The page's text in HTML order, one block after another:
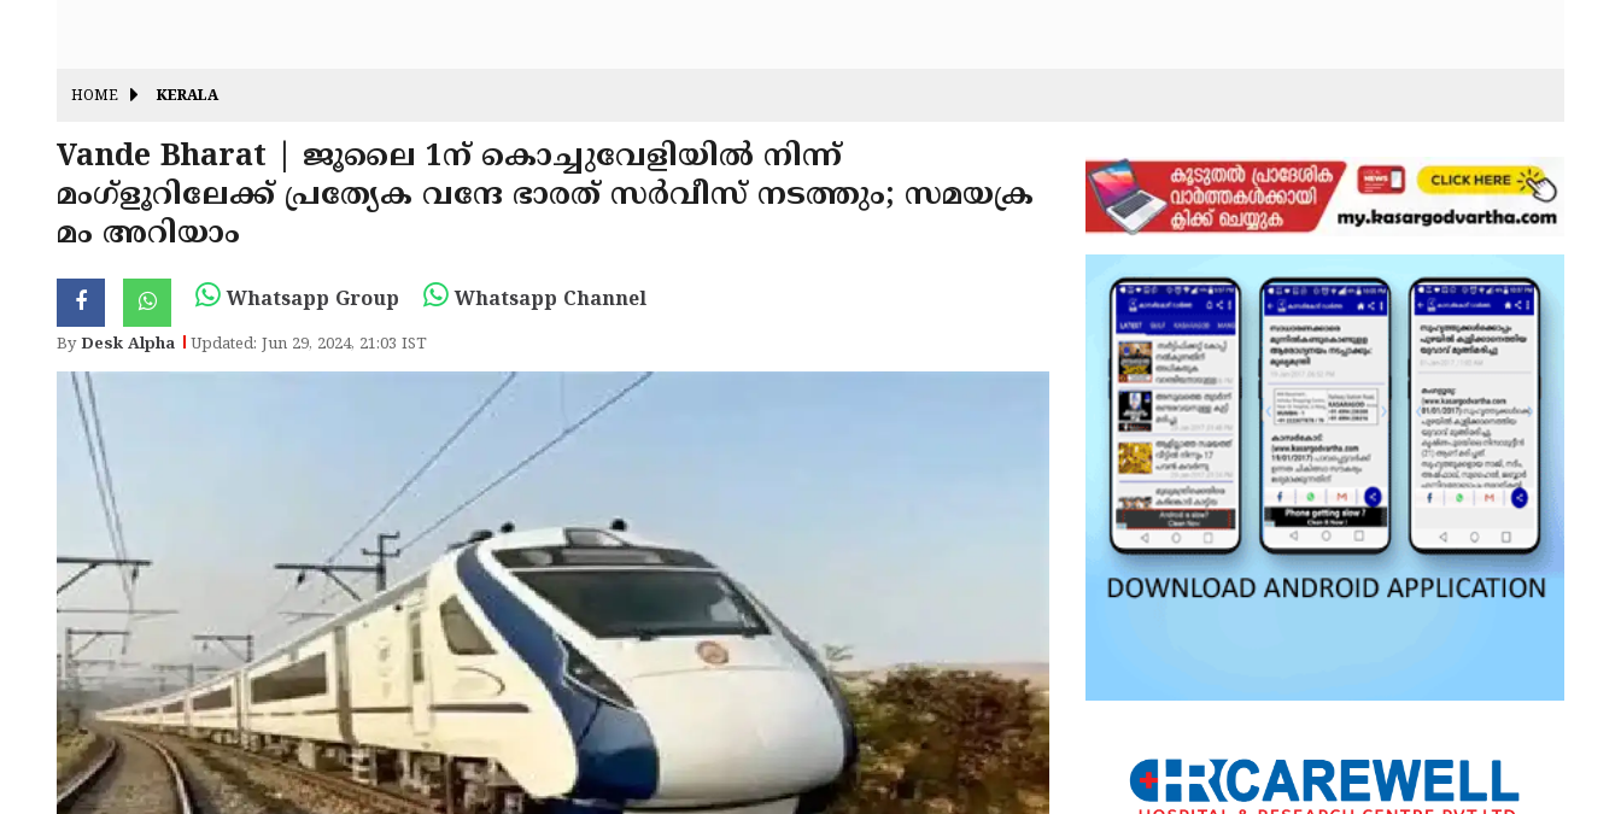
HOME KERALA
Vande Bharat | ജൂലൈ 1ന് കൊച്ചുവേളിയിൽ നിന്ന്
മംഗ്ളൂറിലേക്ക് പ്രത്യേക വന്ദേ ഭാരത് സർവീസ് നടത്തും; സമയക്ര
മം അറിയാം
Whatsapp Group Whatsapp Channel
ByDesk Alpha Updated: Jun 29, 2024, 21:03 IST